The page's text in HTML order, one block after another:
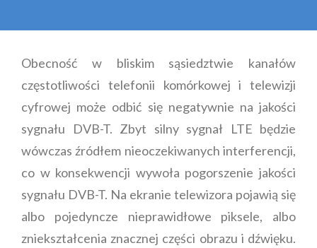
Obecność w bliskim sąsiedztwie kanałów
częstotliwości telefonii komórkowej i telewizji
cyfrowej może odbić się negatywnie na jakości
sygnału DVB-T. Zbyt silny sygnał LTE będzie
wówczas źródłem nieoczekiwanych interferencji,
co w konsekwencji wywoła pogorszenie jakości
sygnału DVB-T. Na ekranie telewizora pojawią się
albo pojedyncze nieprawidłowe piksele, albo
zniekształcenia znacznej części obrazu i dźwięku.